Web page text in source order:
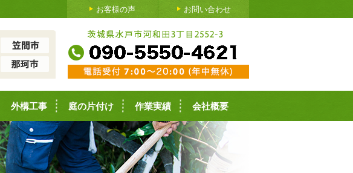
お客様の声 お問い合わせ
外構工事 庭の片付け 作業実績 会社概要